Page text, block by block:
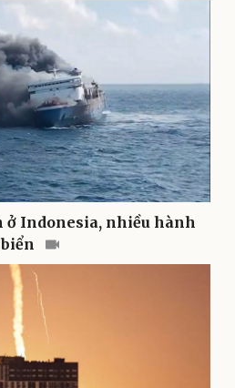
Ô tô - Xe máy
Ô tô
Xe máy
Tư vấn
ở Indonesia, nhiều hành